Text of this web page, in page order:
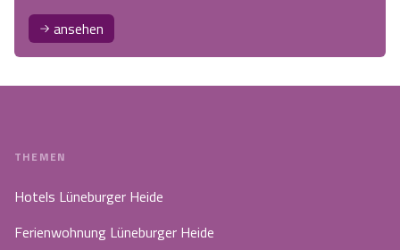
ansehen
THEMEN
Hotels Lüneburger Heide
Ferienwohnung Lüneburger Heide